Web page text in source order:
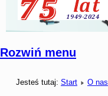
Rozwiń menu
Jesteś tutaj: Start O nas